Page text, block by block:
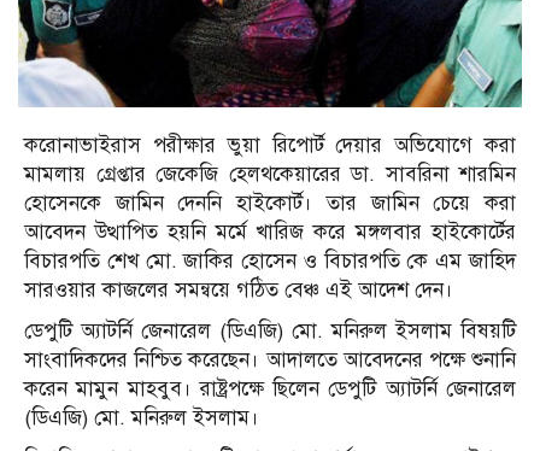
করোনাভাইরাস পরীক্ষার ভুয়া রিপোর্ট দেয়ার অভিযোগে করা
মামলায় গ্রেপ্তার জেকেজি হেলথকেয়ারের ডা. সাবরিনা শারমিন
হোসেনকে জামিন দেননি হাইকোর্ট। তার জামিন চেয়ে করা
আবেদন উত্থাপিত হয়নি মর্মে খারিজ করে মঙ্গলবার হাইকোর্টের
বিচারপতি শেখ মো. জাকির হোসেন ও বিচারপতি কে এম জাহিদ
সারওয়ার কাজলের সমন্বয়ে গঠিত বেঞ্চ এই আদেশ দেন।
ডেপুটি অ্যাটর্নি জেনারেল (ডিএজি) মো. মনিরুল ইসলাম বিষয়টি
সাংবাদিকদের নিশ্চিত করেছেন। আদালতে আবেদনের পক্ষে শুনানি
করেন মামুন মাহবুব। রাষ্ট্রপক্ষে ছিলেন ডেপুটি অ্যাটর্নি জেনারেল
(ডিএজি) মো. মনিরুল ইসলাম।